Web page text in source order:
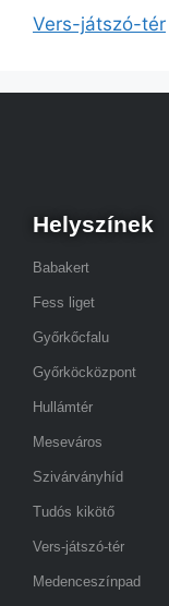
Vers-játszó-tér
Helyszínek
Babakert
Fess liget
Győrkőcfalu
Győrköcközpont
Hullámtér
Meseváros
Szivárványhíd
Tudós kikötő
Vers-játszó-tér
Medenceszínpad